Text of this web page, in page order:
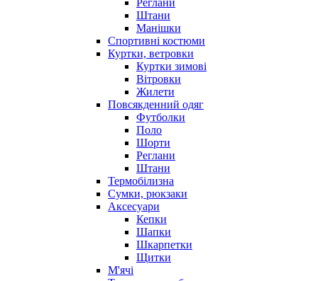
Штани
Манішки
Спортивні костюми
Куртки, ветровки
Куртки зимові
Вітровки
Жилети
Повсякденний одяг
Футболки
Поло
Шорти
Реглани
Штани
Термобілизна
Сумки, рюкзаки
Аксесуари
Кепки
Шапки
Шкарпетки
Щитки
М'ячі